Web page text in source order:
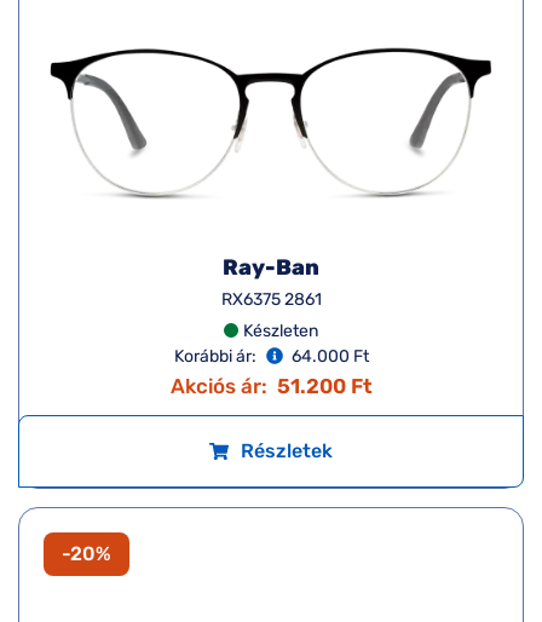
Ray-Ban
RX6375 2861
Készleten
Korábbi ár:
64.000 Ft
Akciós ár: 51.200 Ft
Részletek
-20%